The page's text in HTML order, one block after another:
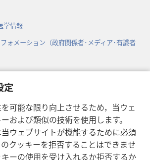
定
可能な限り向上させるため，当ウェ
および類似の技術を使用します。
ウェブサイトが機能するために必須
クッキーを拒否することはできませ
ーの使用を受け入れるか拒否するか
学情報
ォメーション（政府関係者･メディア･有識者
イン・ライブラリー